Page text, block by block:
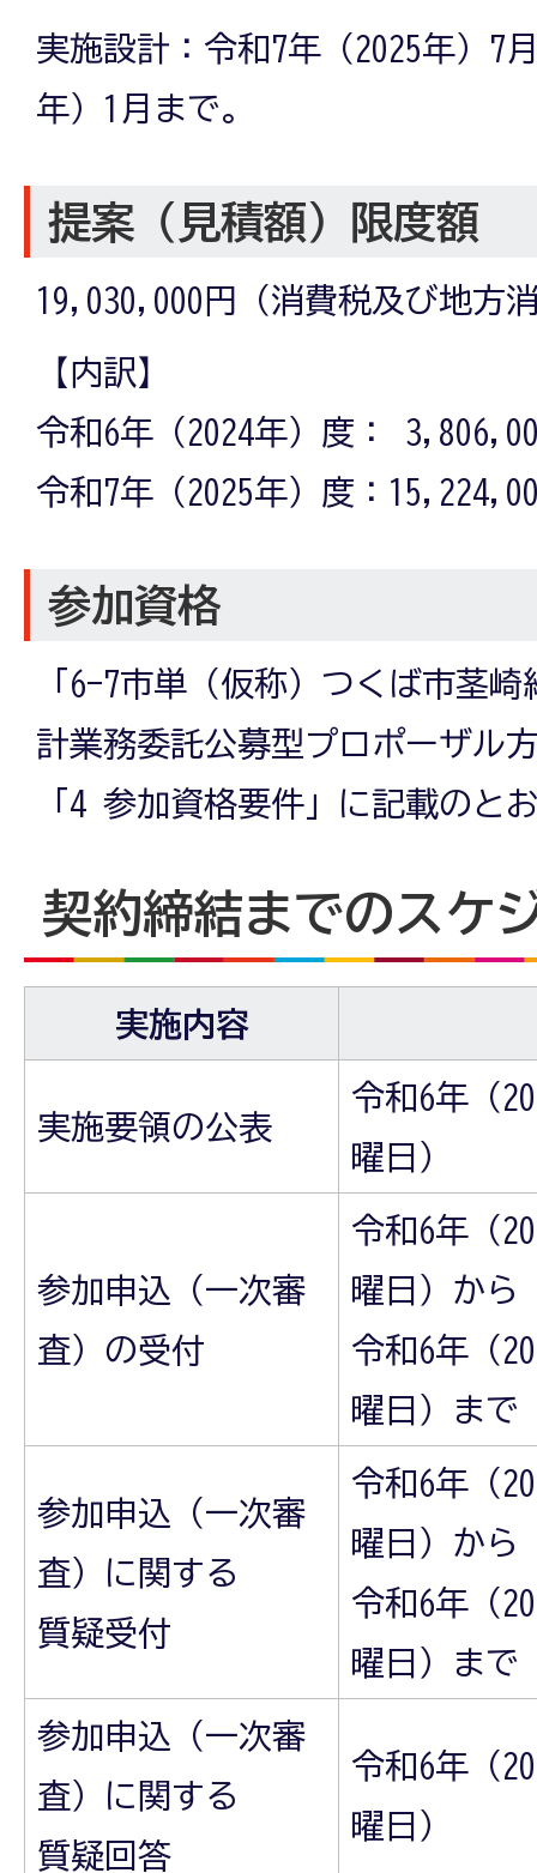
実施設計：令和7年（2025年）7
年）1月まで。
提案（見積額）限度額
19,030,000円（消費税及び地方
【内訳】
令和6年（2024年）度：
令和7年（2025年）度：
参加資格
「6-7市単（仮称）つくば市茎
計業務委託公募型プロポーザル
「4 参加資格要件」に記載のと
契約締結までのスケ
実施内容
実施要領の公表
令和6年（
曜日）
参加申込（一次審
査）の受付
令和6年（
曜日）から
令和6年（
曜日）まで
参加申込（一次審
査）に関する
質疑受付
令和6年（
曜日）から
令和6年（
曜日）まで
参加申込（一次審
査）に関する
質疑回答
令和6年（
曜日）